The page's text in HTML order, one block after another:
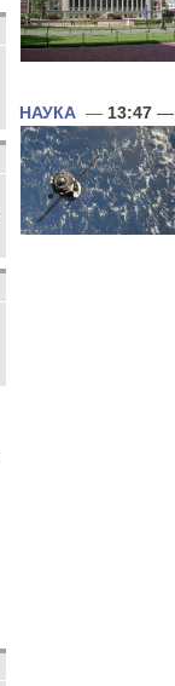
НАУКА — 13:47 —